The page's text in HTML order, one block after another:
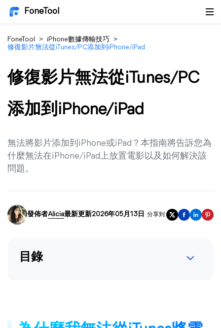
FoneTool
FoneTool > iPhone數據傳輸技巧
>
修復影片無法從iTunes/PC添加到iPhone/iPad
修復影片無法從iTunes/PC
添加到iPhone/iPad
無法將影片添加到iPhone或iPad？本指南將告訴您為
什麼無法在iPhone/iPad上放置電影以及如何解決該
問題。
發佈者Alicia最新更新2026年05月13日 分享到:
目錄